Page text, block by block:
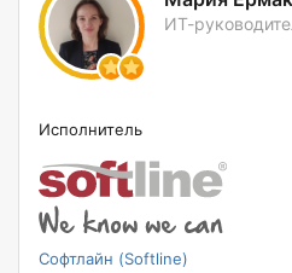
ИТ-
Исполнитель
Софтлайн (Softline)